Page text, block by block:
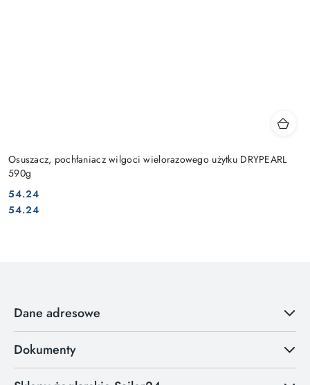
Osuszacz, pochłaniacz wilgoci wielorazowego użytku DRYPEARL
590g
Cena:
54.24
Cena:
54.24
Dane adresowe
Dokumenty